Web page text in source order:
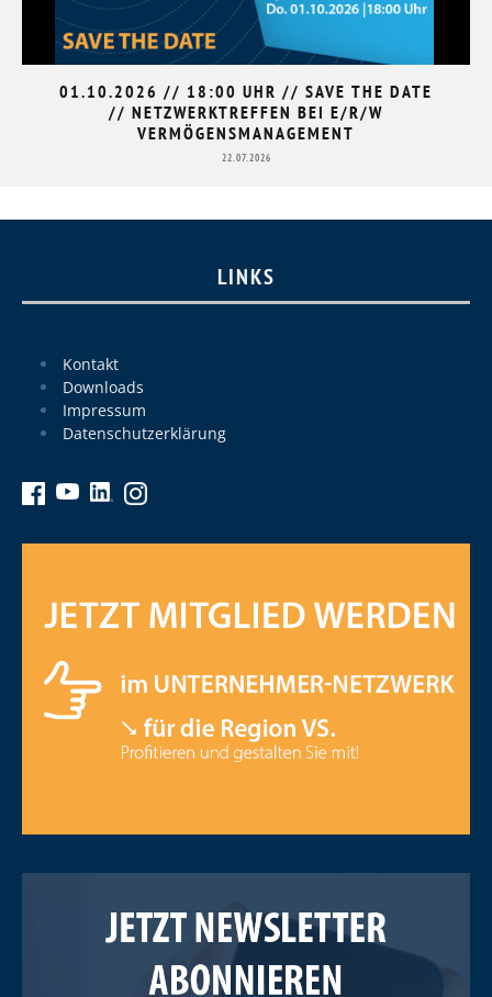
01.10.2026 // 18:00 UHR // SAVE THE DATE
// NETZWERKTREFFEN BEI E/R/W
VERMÖGENSMANAGEMENT
22.07.2026
LINKS
Kontakt
Downloads
Impressum
Datenschutzerklärung